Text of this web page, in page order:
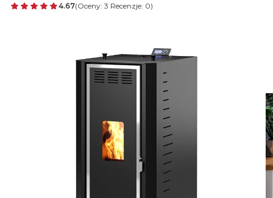
4.67(Oceny: 3 Recenzje: 0)